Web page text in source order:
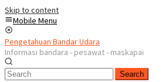
Skip to content
Mobile Menu
Pengetahuan Bandar Udara
Informasi bandara - pesawat - maskapai
Search